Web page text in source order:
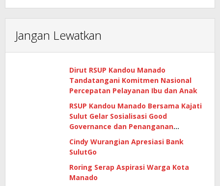
Jangan Lewatkan
Dirut RSUP Kandou Manado
Tandatangani Komitmen Nasional
Percepatan Pelayanan Ibu dan Anak
RSUP Kandou Manado Bersama Kajati
Sulut Gelar Sosialisasi Good
Governance dan Penanganan
Cindy Wurangian Apresiasi Bank
SulutGo
Roring Serap Aspirasi Warga Kota
Manado